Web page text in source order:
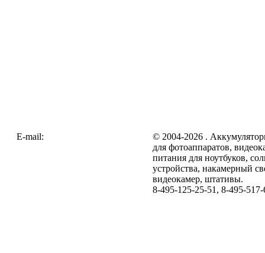
E-mail:
© 2004-2026 .
для фотоаппаратов,
питания для ноутбуков,
устройства, накамерный
видеокамер, штативы.
8-495-125-25-51, 8-495-